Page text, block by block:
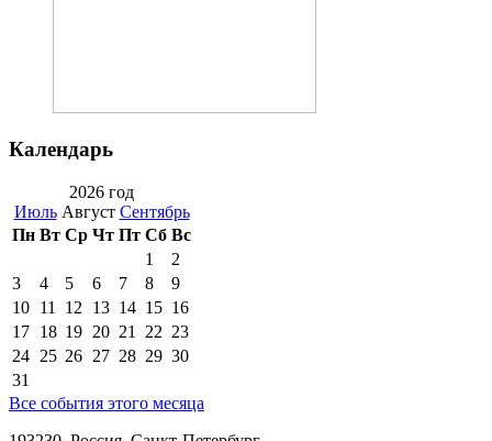
Календарь
2026 год
Июль Август Сентябрь
Пн Вт Ср Чт Пт Сб Вс
1
2
3
4 5 6 7 8
9
10 11 12 13 14 15 16
17 18 19 20 21 22 23
24 25 26 27 28 29 30
31
Все события этого месяца